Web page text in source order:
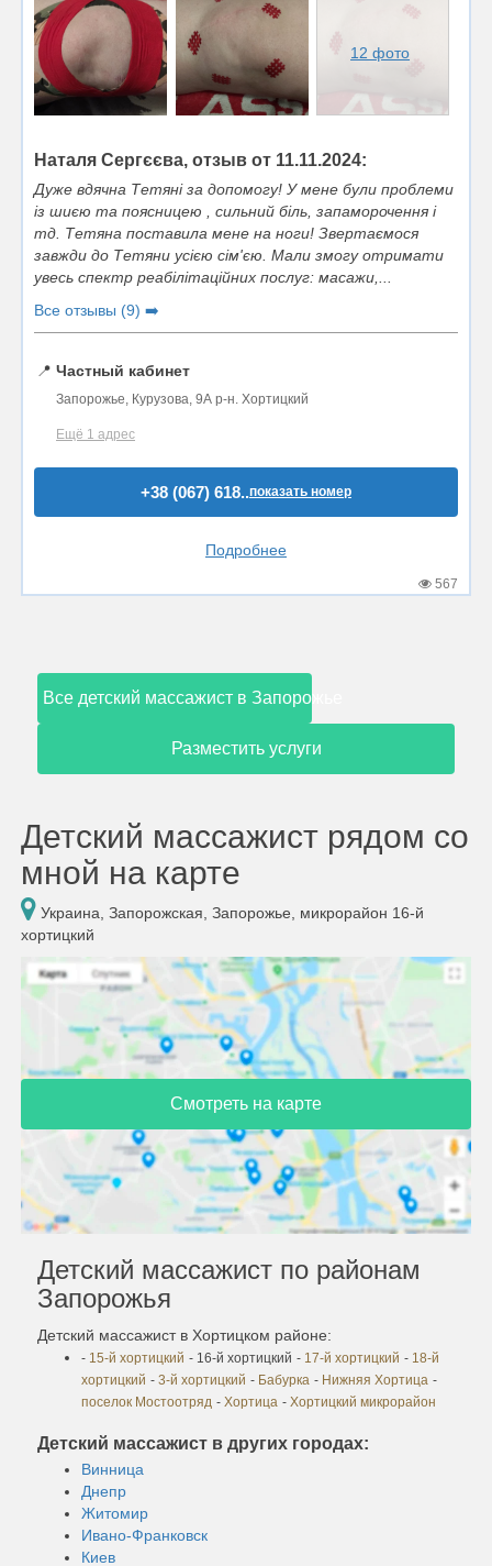
12 фото
Наталя Сергєєва, отзыв от 11.11.2024:
Дуже вдячна Тетяні за допомогу! У мене були проблеми
із шиєю та поясницею , сильний біль, запаморочення і
тд. Тетяна поставила мене на ноги! Звертаємося
завжди до Тетяни усією сім'єю. Мали змогу отримати
увесь спектр реабілітаційних послуг: масажи,...
Все отзывы (9) ➡️
📍 Частный кабинет
Запорожье, Курузова, 9А р-н. Хортицкий
Ещё 1 адрес
+38 (067) 618..показать номер
Подробнее
567
Все детский массажист в Запорожье
Разместить услуги
Детский массажист рядом со
мной на карте
Украина, Запорожская, Запорожье, микрорайон 16-й
хортицкий
Смотреть на карте
Детский массажист по районам
Запорожья
Детский массажист в Хортицком районе:
- 15-й хортицкий - 16-й хортицкий - 17-й хортицкий - 18-й
хортицкий - 3-й хортицкий - Бабурка - Нижняя Хортица -
поселок Мостоотряд - Хортица - Хортицкий микрорайон
Детский массажист в других городах:
Винница
Днепр
Житомир
Ивано-Франковск
Киев